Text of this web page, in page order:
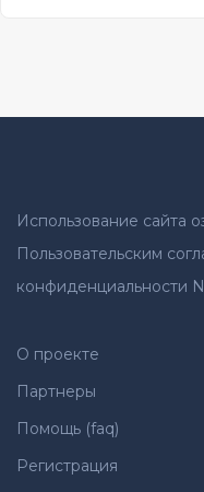
Использование сайта
Пользовательским
конфиденциальности
О проекте
Партнеры
Помощь (faq)
Регистрация